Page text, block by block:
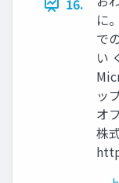
16.
に
で
い
ッ
オ
株